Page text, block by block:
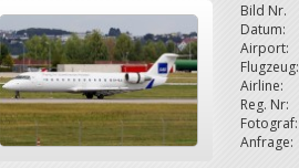
Bild Nr.
Datum:
Airport:
Flugzeug:
Airline:
Reg. Nr:
Fotograf:
Anfrage: